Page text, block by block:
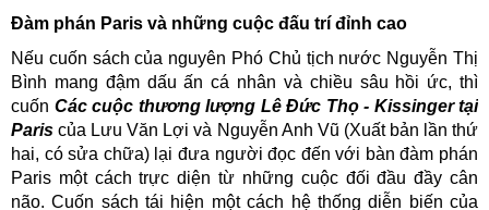
Đàm phán Paris và những cuộc đấu trí đỉnh cao
Nếu cuốn sách của nguyên Phó Chủ tịch nước Nguyễn Thị
Bình mang đậm dấu ấn cá nhân và chiều sâu hồi ức, thì
cuốn Các cuộc thương lượng Lê Đức Thọ - Kissinger tại
Pariscủa Lưu Văn Lợi và Nguyễn Anh Vũ (Xuất bản lần thứ
hai, có sửa chữa) lại đưa người đọc đến với bàn đàm phán
Paris một cách trực diện từ những cuộc đối đầu đầy cân
não. Cuốn sách tái hiện một cách hệ thống diễn biến của